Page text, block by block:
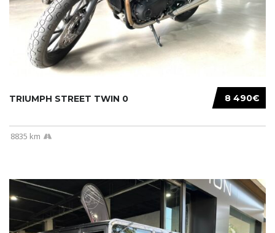
8 490€
TRIUMPH STREET TWIN 0
8835 km